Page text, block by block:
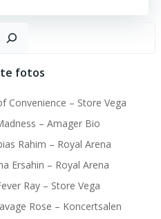
fotos
Convenience – Store Vega
– Amager Bio
Rahim – Royal Arena
Ersahin – Royal Arena
Ray – Store Vega
Rose – Koncertsalen